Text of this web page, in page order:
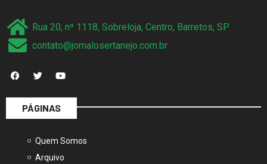
Rua 20, nº 1118, Sobreloja, Centro, Barretos, SP
contato@jornalosertanejo.com.br
PÁGINAS
Quem Somos
Arquivo